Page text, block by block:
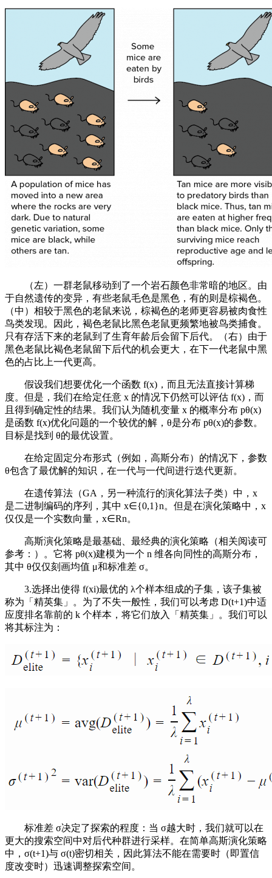
（左）一群老鼠移动到了一个岩石颜色非常暗的地区。由
于自然遗传的变异，有些老鼠毛色是黑色，有的则是棕褐色。
（中）相较于黑色的老鼠来说，棕褐色的老师更容易被肉食性
鸟类发现。因此，褐色老鼠比黑色老鼠更频繁地被鸟类捕食。
只有存活下来的老鼠到了生育年龄后会留下后代。（右）由于
黑色老鼠比褐色老鼠留下后代的机会更大，在下一代老鼠中黑
色的占比上一代更高。
假设我们想要优化一个函数 f(x)，而且无法直接计算梯
度。但是，我们在给定任意 x 的情况下仍然可以评估 f(x)，而
且得到确定性的结果。我们认为随机变量 x 的概率分布 pθ(x)
是函数 f(x)优化问题的一个较优的解，θ是分布 pθ(x)的参数。
目标是找到 θ的最优设置。
在给定固定分布形式（例如，高斯分布）的情况下，参数
θ包含了最优解的知识，在一代与一代间进行迭代更新。
在遗传算法（GA，另一种流行的演化算法子类）中，x
是二进制编码的序列，其中 x∈{0,1}n。但是在演化策略中，x
仅仅是一个实数向量，x∈Rn。
高斯演化策略是最基础、最经典的演化策略（相关阅读可
参考：）。它将 pθ(x)建模为一个 n 维各向同性的高斯分布，
其中 θ仅仅刻画均值 μ和标准差 σ。
3.选择出使得 f(xi)最优的 λ个样本组成的子集，该子集被
称为「精英集」。为了不失一般性，我们可以考虑 D(t+1)中适
应度排名靠前的 k 个样本，将它们放入「精英集」。我们可以
将其标注为：
标准差 σ决定了探索的程度：当 σ越大时，我们就可以在
更大的搜索空间中对后代种群进行采样。在简单高斯演化策略
中，σ(t+1)与 σ(t)密切相关，因此算法不能在需要时（即置信
度改变时）迅速调整探索空间。